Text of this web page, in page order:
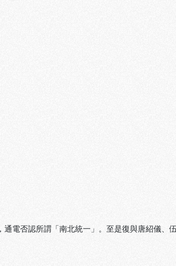
電否認所謂「南北統一」。至是復與唐紹儀、